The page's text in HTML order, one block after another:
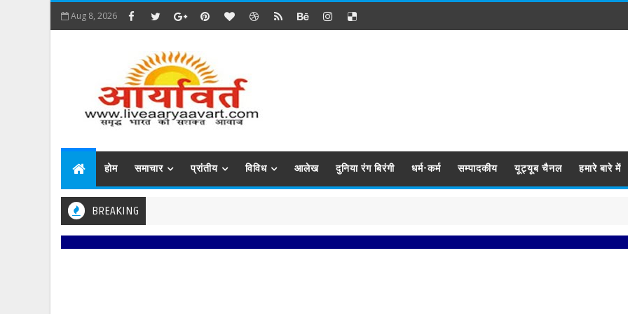
Aug 8, 2026
होम समाचार प्रांतीय विविध आलेख दुनिया रंग बिरंगी धर्म-कर्म सम्पादकीय यूट्यूब चैनल हमारे बारे में
BREAKING